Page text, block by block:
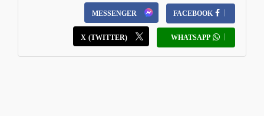
FACEBOOK
MESSENGER
WHATSAPP
X (TWITTER)